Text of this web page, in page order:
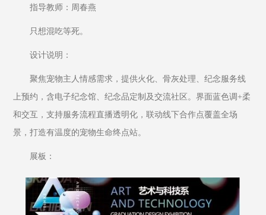
指导教师：周春燕
只想混吃等死。
设计说明：
聚焦宠物主人情感需求，提供火化、骨灰处理、纪念服务线
上预约，含电子纪念馆、纪念品定制及交流社区。界面蓝色调+柔
和交互，支持服务流程直播透明化，联动线下合作点覆盖全场
景，打造有温度的宠物生命终点站。
展板：